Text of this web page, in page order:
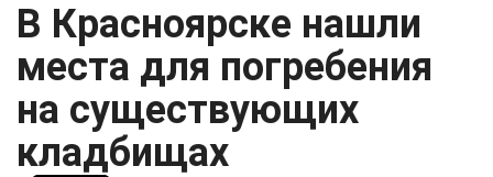
В Красноярске нашли
места для погребения
на существующих
кладбищах